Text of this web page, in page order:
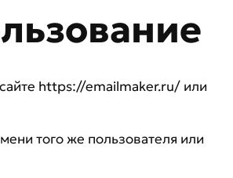
https://emailmaker.ru/ или
того же пользователя или